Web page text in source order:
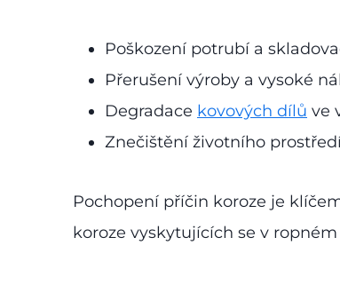
Poškození potrubí a
Přerušení výroby a vysoké
Degradace kovových dílů ve
Znečištění životního
Pochopení příčin koroze je
koroze vyskytujících se v